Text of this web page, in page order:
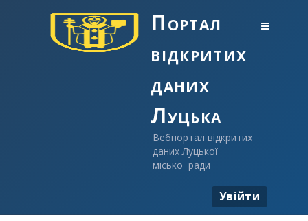
Портал
відкритих
даних
Луцька
Вебпортал відкритих
даних Луцької
міської ради
Увійти